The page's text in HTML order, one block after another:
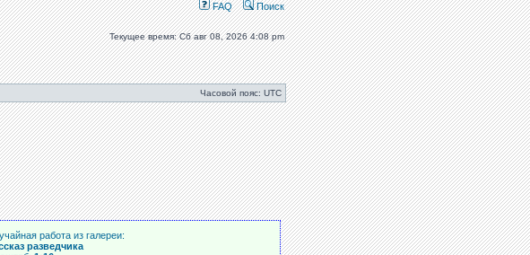
FAQ Поиск
Текущее время: Сб авг 08, 2026 4:08 pm
Часовой пояс: UTC
работа из галереи:
разведчика